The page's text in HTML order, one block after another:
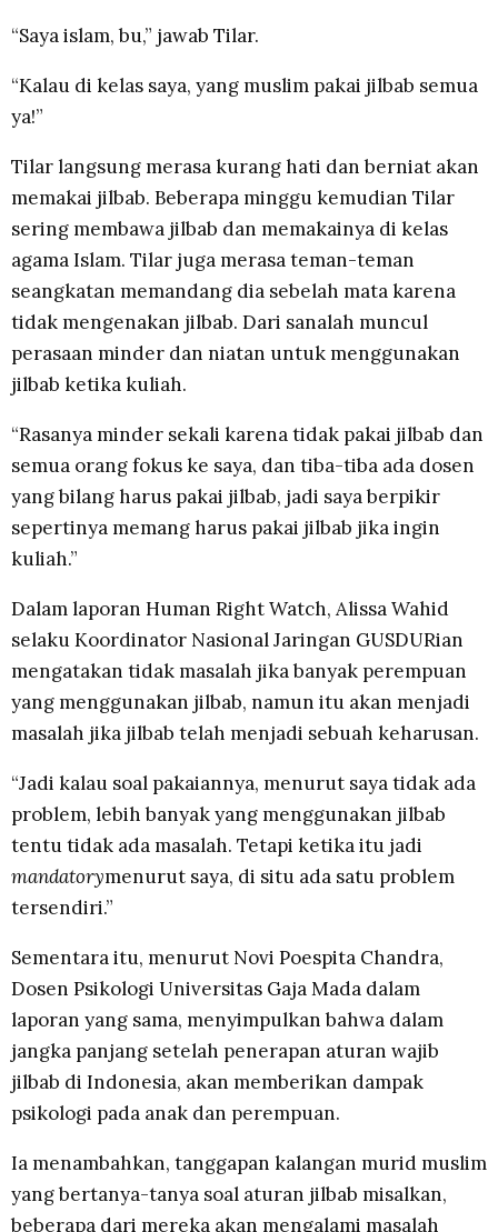
“Saya islam, bu,” jawab Tilar.
“Kalau di kelas saya, yang muslim pakai jilbab semua
ya!”
Tilar langsung merasa kurang hati dan berniat akan
memakai jilbab. Beberapa minggu kemudian Tilar
sering membawa jilbab dan memakainya di kelas
agama Islam. Tilar juga merasa teman-teman
seangkatan memandang dia sebelah mata karena
tidak mengenakan jilbab. Dari sanalah muncul
perasaan minder dan niatan untuk menggunakan
jilbab ketika kuliah.
“Rasanya minder sekali karena tidak pakai jilbab dan
semua orang fokus ke saya, dan tiba-tiba ada dosen
yang bilang harus pakai jilbab, jadi saya berpikir
sepertinya memang harus pakai jilbab jika ingin
kuliah.”
Dalam laporan Human Right Watch, Alissa Wahid
selaku Koordinator Nasional Jaringan GUSDURian
mengatakan tidak masalah jika banyak perempuan
yang menggunakan jilbab, namun itu akan menjadi
masalah jika jilbab telah menjadi sebuah keharusan.
“Jadi kalau soal pakaiannya, menurut saya tidak ada
problem, lebih banyak yang menggunakan jilbab
tentu tidak ada masalah. Tetapi ketika itu jadi
mandatorymenurut saya, di situ ada satu problem
tersendiri.”
Sementara itu, menurut Novi Poespita Chandra,
Dosen Psikologi Universitas Gaja Mada dalam
laporan yang sama, menyimpulkan bahwa dalam
jangka panjang setelah penerapan aturan wajib
jilbab di Indonesia, akan memberikan dampak
psikologi pada anak dan perempuan.
Ia menambahkan, tanggapan kalangan murid muslim
yang bertanya-tanya soal aturan jilbab misalkan,
beberapa dari mereka akan mengalami masalah